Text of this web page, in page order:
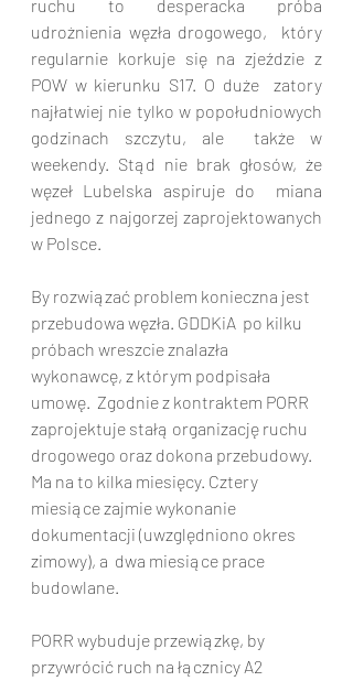
ruchu to desperacka próba
udrożnienia węzła drogowego,  który
regularnie korkuje się na zjeździe z
POW w kierunku S17. O duże  zatory
najłatwiej nie tylko w popołudniowych
godzinach szczytu, ale  także w
weekendy. Stąd nie brak głosów, że
węzeł Lubelska aspiruje do  miana
jednego z najgorzej zaprojektowanych
w Polsce.
By rozwiązać problem konieczna jest
przebudowa węzła. GDDKiA  po kilku
próbach wreszcie znalazła
wykonawcę, z którym podpisała
umowę.  Zgodnie z kontraktem PORR
zaprojektuje stałą organizację ruchu
drogowego oraz dokona przebudowy.
Ma na to kilka miesięcy. Cztery
miesiące zajmie wykonanie
dokumentacji (uwzględniono okres
zimowy), a  dwa miesiące prace
budowlane.
PORR wybuduje przewiązkę, by
przywrócić ruch na łącznicy A2